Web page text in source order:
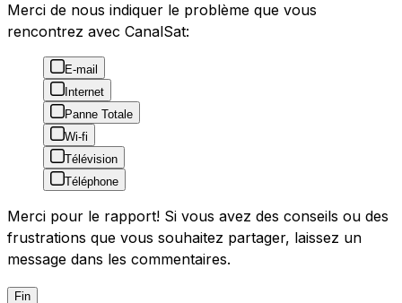
Merci de nous indiquer le problème que vous
rencontrez avec CanalSat:
E-mail
Internet
Panne Totale
Wi-fi
Télévision
Téléphone
Merci pour le rapport! Si vous avez des conseils ou des
frustrations que vous souhaitez partager, laissez un
message dans les commentaires.
Fin